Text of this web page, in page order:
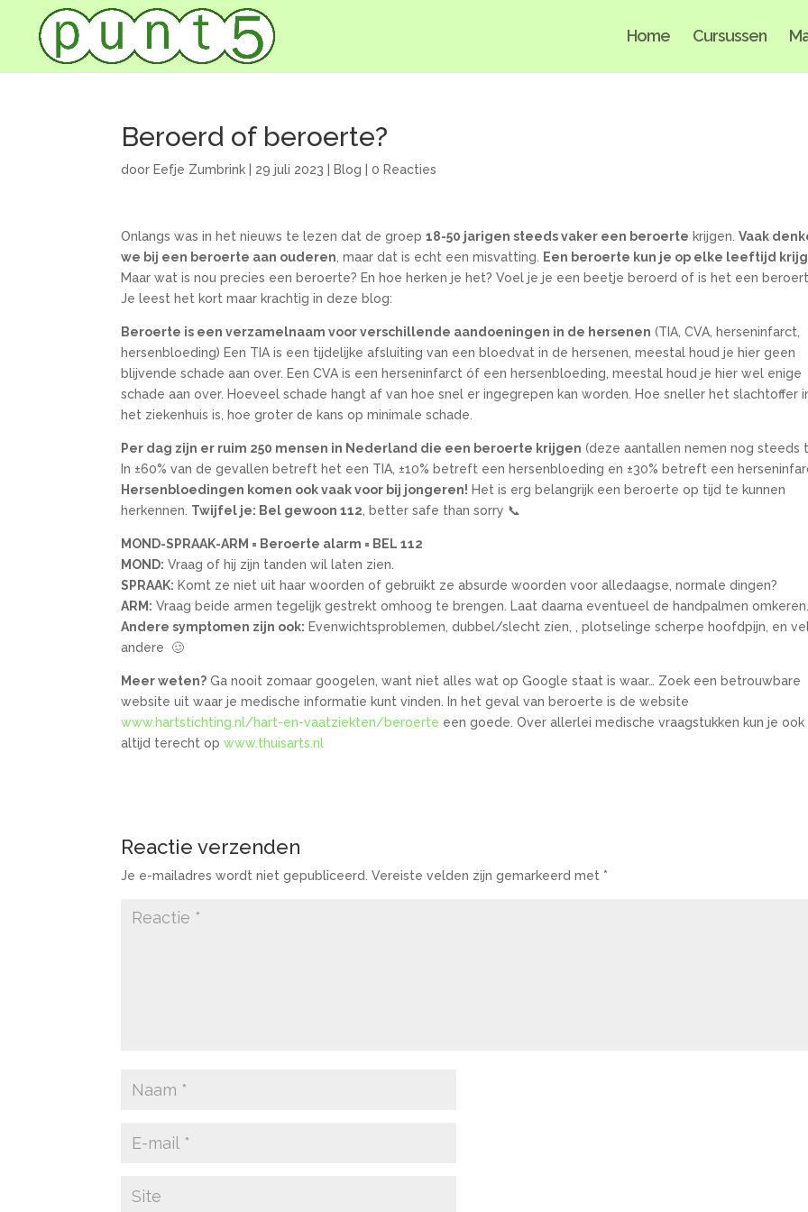
Home Cursussen
Beroerd of beroerte?
door Eefje Zumbrink 29 juli 2023 Blog |0 Reacties
Onlangs was in het nieuws te lezen dat de groep18-50 jarigen steeds vaker een beroerte krijgen.Vaak
we bij een beroerte aan ouderen , maar dat is echt een misvatting. Een beroerte kun je op elke leeftijd
Maar wat is nou precies een beroerte? En hoe herken je het? Voel je je een beetje beroerd of is het een
Je leest het kort maar krachtig in deze blog:
Beroerte is een verzamelnaam voor verschillende aandoeningen in de hersenen (TIA, CVA, herseninfarct,
hersenbloeding) Een TIA is een tijdelijke afsluiting van een bloedvat in de hersenen, meestal houd je hier geen
blijvende schade aan over. Een CVA is een herseninfarct óf een hersenbloeding, meestal houd je hier wel enige
schade aan over. Hoeveel schade hangt af van hoe snel er ingegrepen kan worden. Hoe sneller het slachtoffer
het ziekenhuis is, hoe groter de kans op minimale schade.
Per dag zijn er ruim 250 mensen in Nederland die een beroerte krijgen (deze aantallen nemen nog steeds
In ±60% van de gevallen betreft het een TIA, ±10% betreft een hersenbloeding en ±30% betreft een
Hersenbloedingen komen ook vaak voor bij jongeren! Het is erg belangrijk een beroerte op tijd te kunnen
herkennen. Twijfel je: Bel gewoon 112 , better safe than sorry 📞
MOND-SPRAAK-ARM = Beroerte alarm = BEL 112
MOND: Vraag of hij zijn tanden wil laten zien.
SPRAAK: Komt ze niet uit haar woorden of gebruikt ze absurde woorden voor alledaagse, normale dingen?
ARM: Vraag beide armen tegelijk gestrekt omhoog te brengen. Laat daarna eventueel de handpalmen omkeren.
Andere symptomen zijn ook: Evenwichtsproblemen, dubbel/slecht zien, , plotselinge scherpe hoofdpijn, en
andere 🥴
Meer weten? Ga nooit zomaar googelen, want niet alles wat op Google staat is waar… Zoek een betrouwbare
website uit waar je medische informatie kunt vinden. In het geval van beroerte is de website
www.hartstichting.nl/hart-en-vaatziekten/beroerte een goede. Over allerlei medische vraagstukken kun je ook
altijd terecht opwww.thuisarts.nl
Reactie verzenden
Je e-mailadres wordt niet gepubliceerd. Vereiste velden zijn gemarkeerd met *